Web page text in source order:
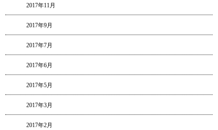
2017年11月
2017年9月
2017年7月
2017年6月
2017年5月
2017年3月
2017年2月